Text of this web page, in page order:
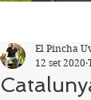
El Pincha
12 set 2020